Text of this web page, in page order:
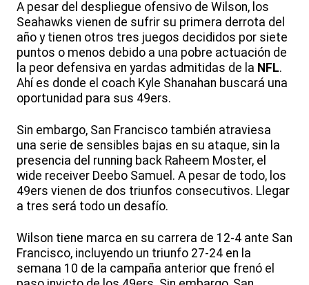
A pesar del despliegue ofensivo de Wilson, los
Seahawks vienen de sufrir su primera derrota del
año y tienen otros tres juegos decididos por siete
puntos o menos debido a una pobre actuación de
la peor defensiva en yardas admitidas de la NFL.
Ahí es donde el coach Kyle Shanahan buscará una
oportunidad para sus 49ers.
Sin embargo, San Francisco también atraviesa
una serie de sensibles bajas en su ataque, sin la
presencia del running back Raheem Moster, el
wide receiver Deebo Samuel. A pesar de todo, los
49ers vienen de dos triunfos consecutivos. Llegar
a tres será todo un desafío.
Wilson tiene marca en su carrera de 12-4 ante San
Francisco, incluyendo un triunfo 27-24 en la
semana 10 de la campaña anterior que frenó el